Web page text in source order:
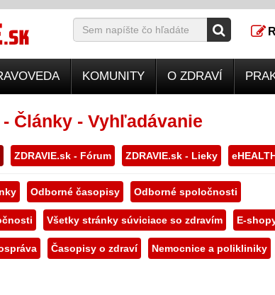
KOMUNITY O ZDRAVÍ
- Články - Vyhľadávanie
ZDRAVIE.sk - Fórum ZDRAVIE.sk - Lieky
Odborné časopisy Odborné spoločnosti
Všetky stránky súviciace so zdravím E-
Časopisy o zdraví Nemocnice a polikliniky